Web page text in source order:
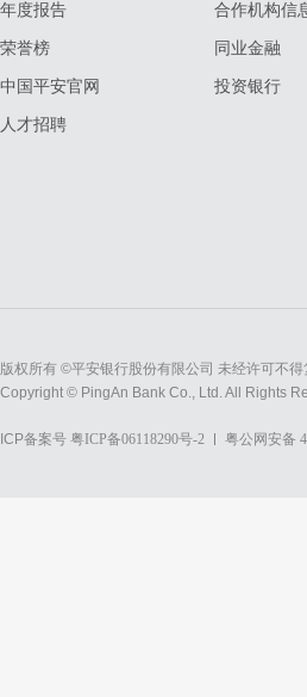
年度报告
荣誉榜
中国平安官网
人才招聘
合作机构信
同业金融
投资银行
版权所有 ©平安银行股份有限公司 未经许可不
Copyright © PingAn Bank Co., Ltd. All Rights
ICP备案号 粤ICP备06118290号-2 粤公网安备